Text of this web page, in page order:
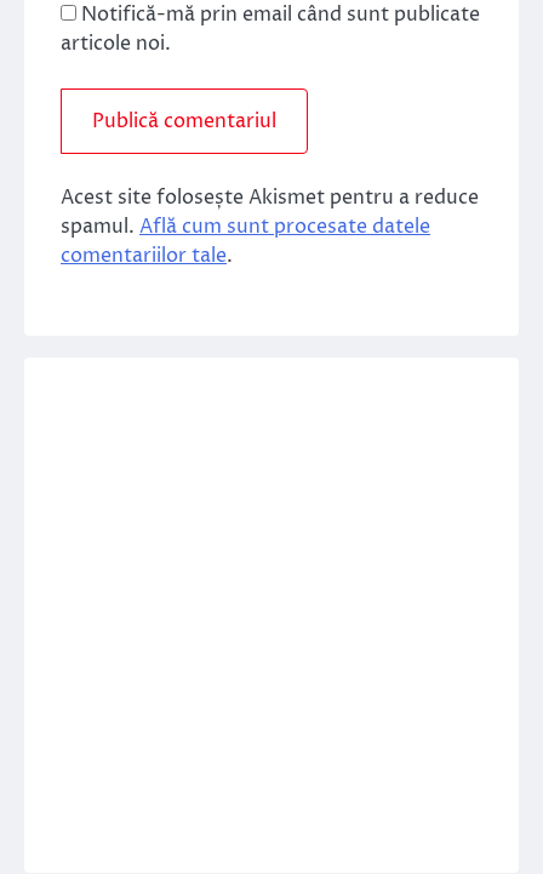
Notifică-mă prin email când sunt publicate
articole noi.
Acest site folosește Akismet pentru a reduce
spamul. Află cum sunt procesate datele
comentariilor tale.